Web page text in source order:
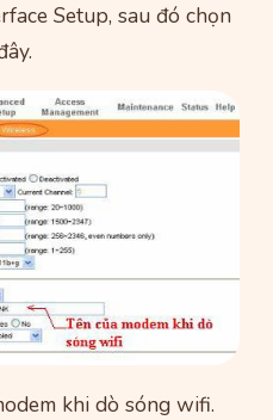
Setup, sau đó chọn
khi dò sóng wifi.